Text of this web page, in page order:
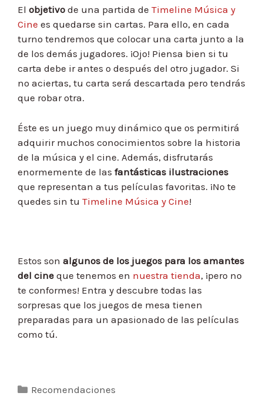
El objetivo de una partida de Timeline Música y
Cine es quedarse sin cartas. Para ello, en cada
turno tendremos que colocar una carta junto a la
de los demás jugadores. ¡Ojo! Piensa bien si tu
carta debe ir antes o después del otro jugador. Si
no aciertas, tu carta será descartada pero tendrás
que robar otra.
Éste es un juego muy dinámico que os permitirá
adquirir muchos conocimientos sobre la historia
de la música y el cine. Además, disfrutarás
enormemente de las fantásticas ilustraciones
que representan a tus películas favoritas. ¡No te
quedes sin tu Timeline Música y Cine!
Estos son algunos de los juegos para los amantes
del cine que tenemos en nuestra tienda, ¡pero no
te conformes! Entra y descubre todas las
sorpresas que los juegos de mesa tienen
preparadas para un apasionado de las películas
como tú.
Categorías
Recomendaciones